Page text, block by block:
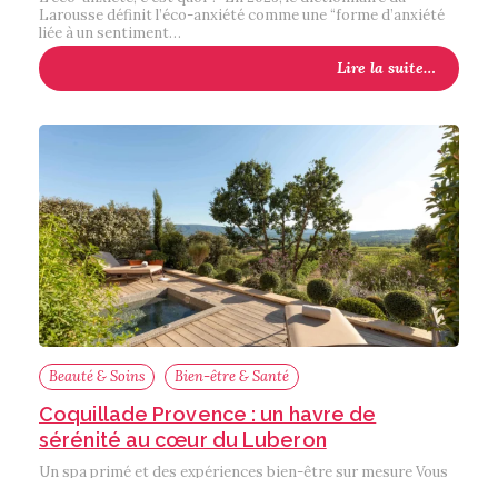
Larousse définit l’éco-anxiété comme une “forme d’anxiété
liée à un sentiment…
Lire la suite…
Beauté & Soins Bien-être & Santé
Coquillade Provence : un havre de
sérénité au cœur du Luberon
Un spa primé et des expériences bien-être sur mesure Vous